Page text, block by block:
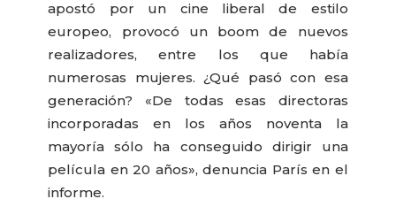
apostó por un cine liberal de estilo
europeo, provocó un boom de nuevos
realizadores, entre los que había
numerosas mujeres. ¿Qué pasó con esa
generación? «De todas esas directoras
incorporadas en los años noventa la
mayoría sólo ha conseguido dirigir una
película en 20 años», denuncia París en el
informe.